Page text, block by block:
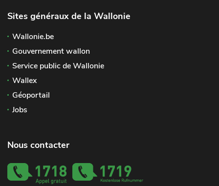
Sites généraux de la Wallonie
Wallonie.be
Gouvernement wallon
Service public de Wallonie
Wallex
Géoportail
Jobs
Nous contacter